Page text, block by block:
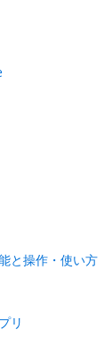
と操作・使い方
リ